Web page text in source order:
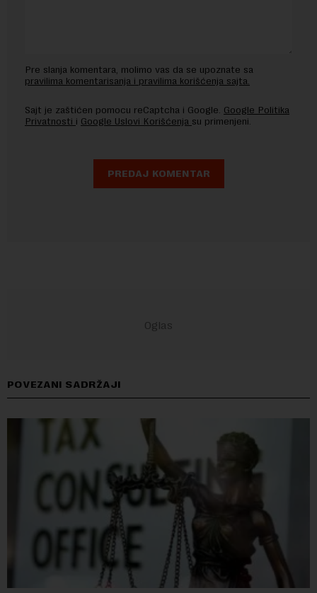
Pre slanja komentara, molimo vas da se upoznate sa
pravilima komentarisanja i pravilima korišćenja sajta.
Sajt je zaštićen pomocu reCaptcha i Google. Google Politika
Privatnosti i Google Uslovi Korišćenja su primenjeni.
POVEZANI SADRŽAJI